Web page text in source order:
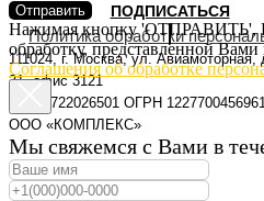
ПОДПИСАТЬСЯ
Политика обработки
111024, г. Москва, ул. Авиамоторная,
31, офис 3121
ИНН 9722026501 ОГРН 1227700456961
ООО «КОМПЛЕКС»
Отправить
Нажимая кнопку 'ОТПРАВИТЬ',
обработку, представленной
Соглашения об обработке
Мы свяжемся с Вами в